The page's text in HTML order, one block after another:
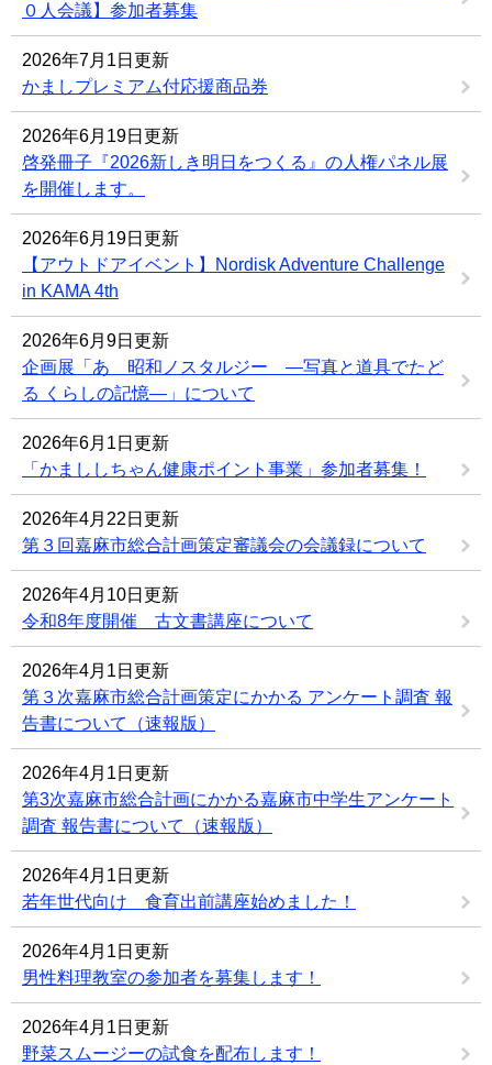
０人会議】参加者募集
2026年7月1日更新
かましプレミアム付応援商品券
2026年6月19日更新
啓発冊子『2026新しき明日をつくる』の人権パネル展
を開催します。
2026年6月19日更新
【アウトドアイベント】Nordisk Adventure Challenge
in KAMA 4th
2026年6月9日更新
企画展「あゝ昭和ノスタルジー ―写真と道具でたど
る くらしの記憶―」について
2026年6月1日更新
「かまししちゃん健康ポイント事業」参加者募集！
2026年4月22日更新
第３回嘉麻市総合計画策定審議会の会議録について
2026年4月10日更新
令和8年度開催 古文書講座について
2026年4月1日更新
第３次嘉麻市総合計画策定にかかる アンケート調査 報
告書について（速報版）
2026年4月1日更新
第3次嘉麻市総合計画にかかる嘉麻市中学生アンケート
調査 報告書について（速報版）
2026年4月1日更新
若年世代向け 食育出前講座始めました！
2026年4月1日更新
男性料理教室の参加者を募集します！
2026年4月1日更新
野菜スムージーの試食を配布します！